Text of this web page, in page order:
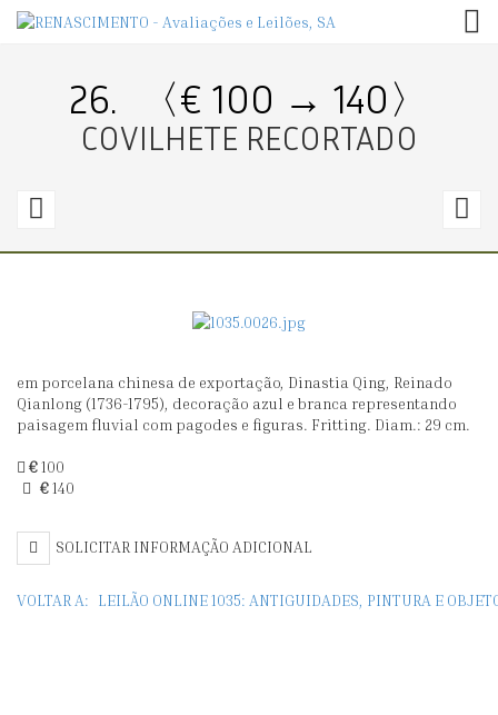
26. 〈€ 100 → 140〉
COVILHETE RECORTADO
〈€
COVILHETE
GOMADO
em porcelana chinesa de exportação, Dinastia Qing, Reinado
Qianlong (1736-1795), decoração azul e branca representando
paisagem fluvial com pagodes e figuras. Fritting. Diam.: 29 cm.
€100
€140
SOLICITAR INFORMAÇÃO ADICIONAL
VOLTAR A: LEILÃO ONLINE 1035: ANTIGUIDADES, PINTURA E